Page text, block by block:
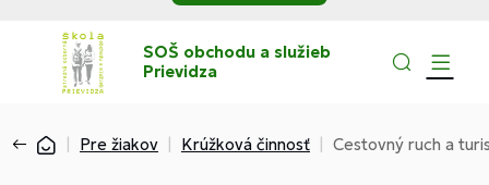
SOŠ obchodu a služieb
Prievidza
Pre žiakov Krúžková činnosť Cestovný ruch a